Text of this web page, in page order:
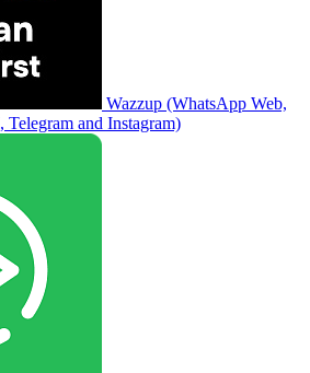
Wazzup (WhatsApp Web,
and Instagram)